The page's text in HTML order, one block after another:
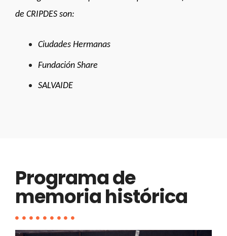
de CRIPDES son:
Ciudades Hermanas
Fundación Share
SALVAIDE
Programa de
memoria histórica